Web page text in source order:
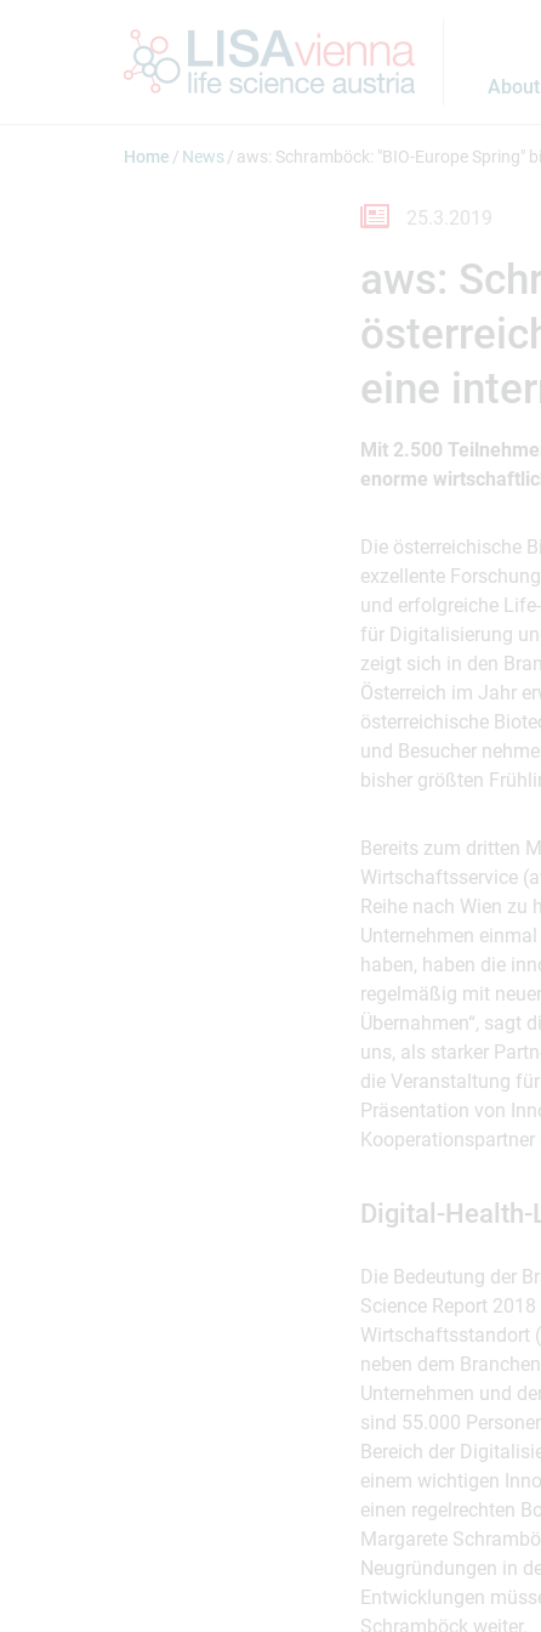
Home News aws: Schramböck: "BIO-Europe Spring"
25.3.2019
aws:
eine
Mit 2.500
enorme
Die österreichische
exzellente
und erfolgreiche
für Digitalisierung
zeigt sich in den
Österreich im Jahr
österreichische
und Besucher
bisher größten
Bereits zum dritten
Wirtschaftsservice
Reihe nach Wien zu
Unternehmen
haben, haben die
regelmäßig mit
Übernahmen“, sagt
uns, als starker
die Veranstaltung
Präsentation von
Digital-
Die Bedeutung der
Science Report
Wirtschaftsstandort
neben dem
Unternehmen und
sind 55.000
Bereich der
einem wichtigen
einen regelrechten
Margarete
Neugründungen in
Entwicklungen
Schramböck weiter.